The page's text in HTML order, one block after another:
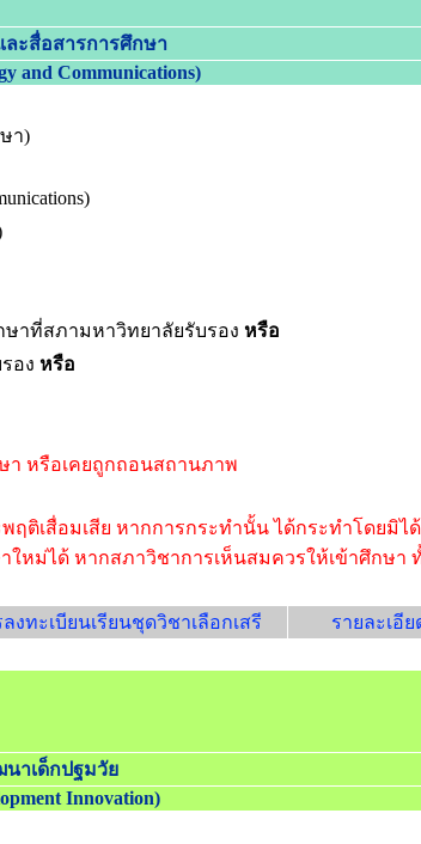
ละสื่อสารการศึกษา
and Communications)
า)
ษาที่สภามหาวิทยาลัยรับรอง หรือ
อง หรือ
า หรือเคยถูกถอนสถานภาพ
ติเสื่อมเสีย หากการกระทำนั้น ได้กระทำโดยมิไ
หม่ได้ หากสภาวิชาการเห็นสมควรให้เข้าศึกษา
งทะเบียนเรียนชุดวิชาเลือกเสรี รายละเอี
าเด็กปฐมวัย
Innovation)